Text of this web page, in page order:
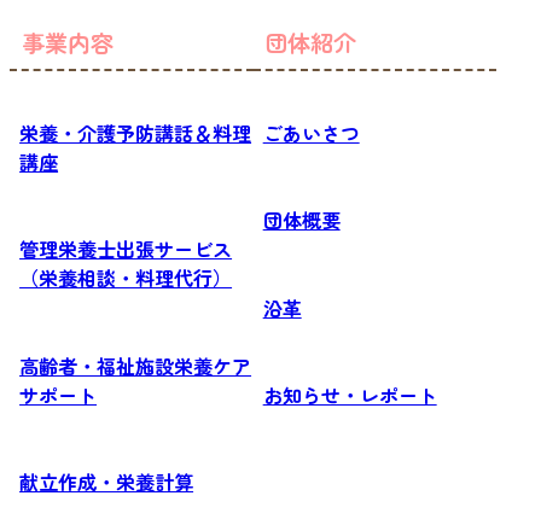
事業内容
栄養・介護予防講話＆料理
講座
管理栄養士出張サービス
（栄養相談・料理代行）
高齢者・福祉施設栄養ケア
サポート
献立作成・栄養計算
団体紹介
ごあいさつ
団体概要
沿革
お知らせ・レポート